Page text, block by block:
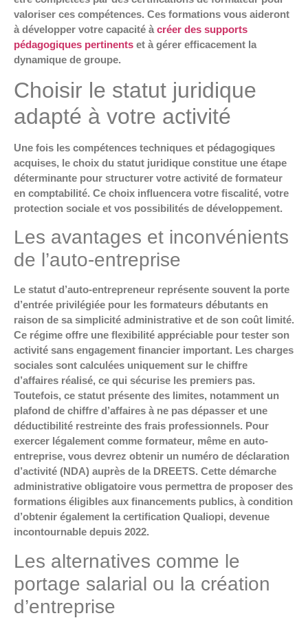
valoriser ces compétences. Ces formations vous aideront
à développer votre capacité à créer des supports
pédagogiques pertinents et à gérer efficacement la
dynamique de groupe.
Choisir le statut juridique
adapté à votre activité
Une fois les compétences techniques et pédagogiques
acquises, le choix du statut juridique constitue une étape
déterminante pour structurer votre activité de formateur
en comptabilité. Ce choix influencera votre fiscalité, votre
protection sociale et vos possibilités de développement.
Les avantages et inconvénients
de l’auto-entreprise
Le statut d’auto-entrepreneur représente souvent la porte
d’entrée privilégiée pour les formateurs débutants en
raison de sa simplicité administrative et de son coût limité.
Ce régime offre une flexibilité appréciable pour tester son
activité sans engagement financier important. Les charges
sociales sont calculées uniquement sur le chiffre
d’affaires réalisé, ce qui sécurise les premiers pas.
Toutefois, ce statut présente des limites, notamment un
plafond de chiffre d’affaires à ne pas dépasser et une
déductibilité restreinte des frais professionnels. Pour
exercer légalement comme formateur, même en auto-
entreprise, vous devrez obtenir un numéro de déclaration
d’activité (NDA) auprès de la DREETS. Cette démarche
administrative obligatoire vous permettra de proposer des
formations éligibles aux financements publics, à condition
d’obtenir également la certification Qualiopi, devenue
incontournable depuis 2022.
Les alternatives comme le
portage salarial ou la création
d’entreprise